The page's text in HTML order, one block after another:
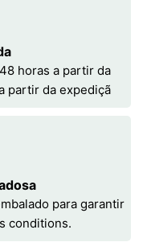
horas a partir da
partir da expediçã
para garantir
conditions.